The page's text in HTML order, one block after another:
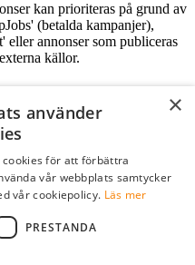
kan prioriteras på grund av
(betalda kampanjer),
eller annonser som publiceras
källor.
×
använder
för att förbättra
vår webbplats samtycker
vår cookiepolicy. Läs mer
PRESTANDA